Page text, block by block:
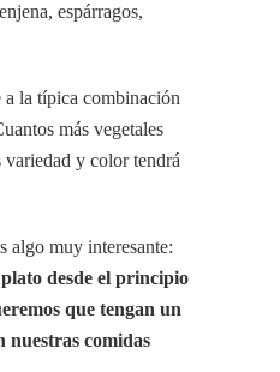
espárragos,
la típica combinación
más vegetales
y color tendrá
algo muy interesante:
desde el principio
que tengan un
nuestras comidas